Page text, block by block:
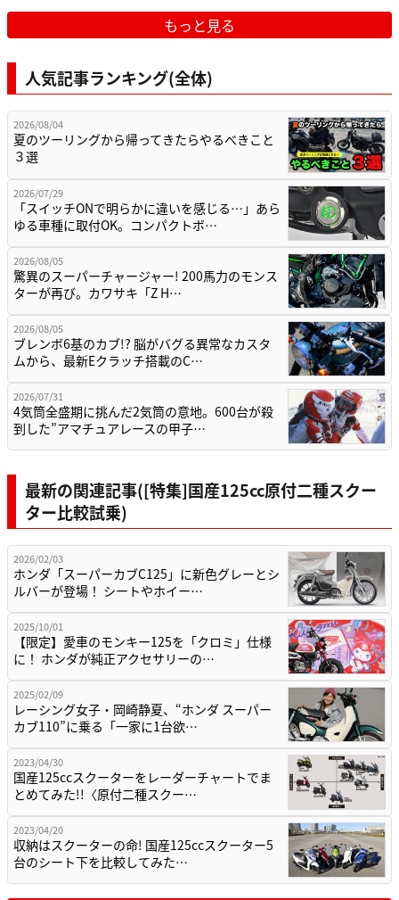
もっと見る
人気記事ランキング(全体)
2026/08/04
夏のツーリングから帰ってきたらやるべきこと
３選
2026/07/29
「スイッチONで明らかに違いを感じる…」あら
ゆる車種に取付OK。コンパクトボ…
2026/08/05
驚異のスーパーチャージャー! 200馬力のモンス
ターが再び。カワサキ「Z H…
2026/08/05
ブレンボ6基のカブ!? 脳がバグる異常なカスタ
ムから、最新Eクラッチ搭載のC…
2026/07/31
4気筒全盛期に挑んだ2気筒の意地。600台が殺
到した”アマチュアレースの甲子…
最新の関連記事([特集]国産125cc原付二種スクー
ター比較試乗)
2026/02/03
ホンダ「スーパーカブC125」に新色グレーとシ
ルバーが登場！ シートやホイー…
2025/10/01
【限定】愛車のモンキー125を「クロミ」仕様
に！ ホンダが純正アクセサリーの…
2025/02/09
レーシング女子・岡崎静夏、“ホンダ スーパー
カブ110”に乗る「一家に1台欲…
2023/04/30
国産125ccスクーターをレーダーチャートでま
とめてみた!!〈原付二種スクー…
2023/04/20
収納はスクーターの命! 国産125ccスクーター5
台のシート下を比較してみた…